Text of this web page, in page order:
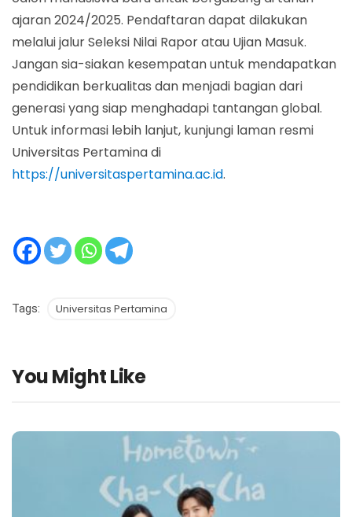
ajaran 2024/2025. Pendaftaran dapat dilakukan
melalui jalur Seleksi Nilai Rapor atau Ujian Masuk.
Jangan sia-siakan kesempatan untuk mendapatkan
pendidikan berkualitas dan menjadi bagian dari
generasi yang siap menghadapi tantangan global.
Untuk informasi lebih lanjut, kunjungi laman resmi
Universitas Pertamina di
https://universitaspertamina.ac.id.
Tags: Universitas Pertamina
You Might Like